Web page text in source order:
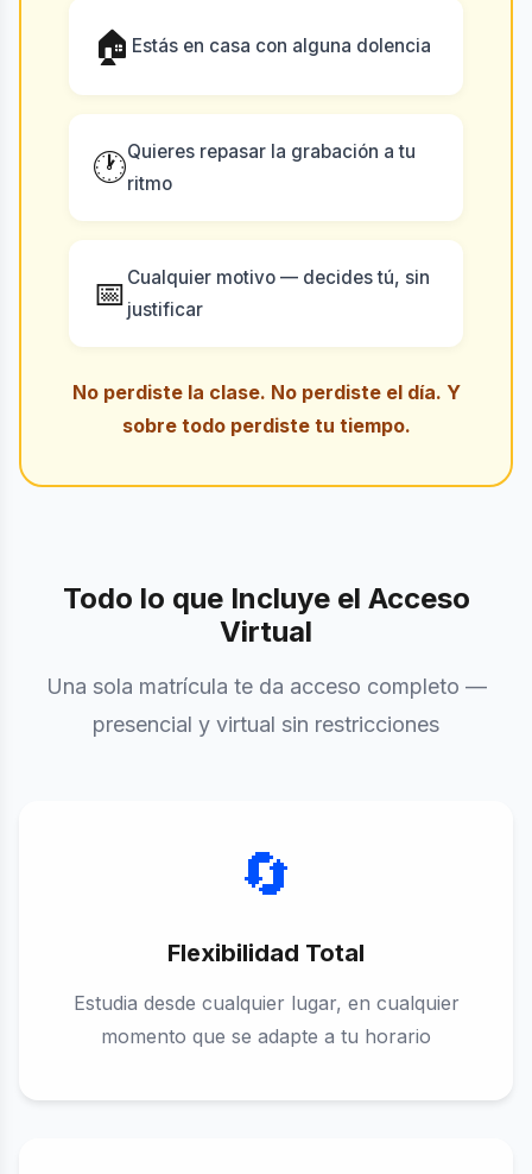
🏠 Estás en casa con alguna dolencia
🕐Quieres repasar la grabación a tu
ritmo
📅 Cualquier motivo — decides tú, sin
justificar
No perdiste la clase. No perdiste el día. Y
sobre todo perdiste tu tiempo.
Todo lo que Incluye el Acceso
Virtual
Una sola matrícula te da acceso completo —
presencial y virtual sin restricciones
🔄
Flexibilidad Total
Estudia desde cualquier lugar, en cualquier
momento que se adapte a tu horario